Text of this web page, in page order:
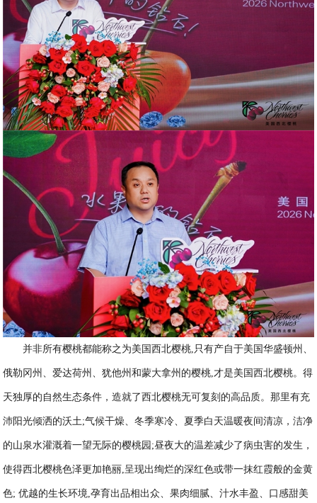
并非所有樱桃都能称之为美国西北樱桃,只有产自于美国华盛顿州、
俄勒冈州、爱达荷州、犹他州和蒙大拿州的樱桃,才是美国西北樱桃。得
天独厚的自然生态条件，造就了西北樱桃无可复刻的高品质。那里有充
沛阳光倾洒的沃土;气候干燥、冬季寒冷、夏季白天温暖夜间清凉，洁净
的山泉水灌溉着一望无际的樱桃园;昼夜大的温差减少了病虫害的发生，
使得西北樱桃色泽更加艳丽,呈现出绚烂的深红色或带一抹红霞般的金黄
色; 优越的生长环境,孕育出品相出众、果肉细腻、汁水丰盈、口感甜美